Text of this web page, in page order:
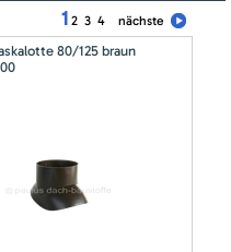
1 2 3 4 nächste
80/125 braun